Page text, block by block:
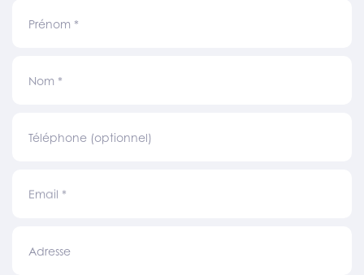
Prénom *
Nom *
Téléphone (optionnel)
Email *
Adresse